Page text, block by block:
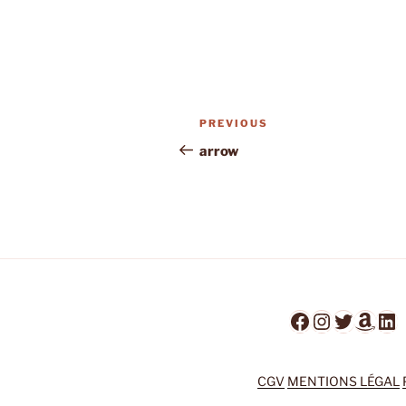
Post
navigation
Previous
Post
PREVIOUS
arrow
Facebook
Instagram
Twitter
CGV MENTIONS LÉGAL